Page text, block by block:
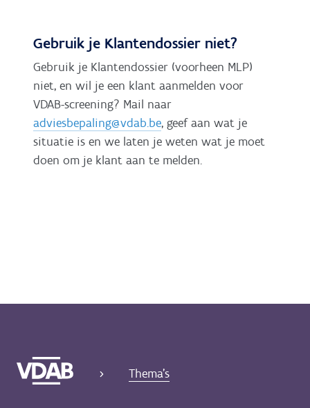
Gebruik je Klantendossier niet?
Gebruik je Klantendossier (voorheen MLP)
niet, en wil je een klant aanmelden voor
VDAB-screening? Mail naar
adviesbepaling@vdab.be, geef aan wat je
situatie is en we laten je weten wat je moet
doen om je klant aan te melden.
Thema's